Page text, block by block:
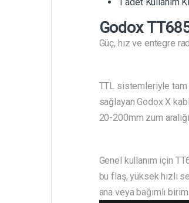
Godox
Güç, hız ve entegre
TTL sistemleriyle tam
sağlayan Godox X
20-200mm zum
Genel kullanım için
bu flaş, yüksek hızlı
ana veya bağımlı